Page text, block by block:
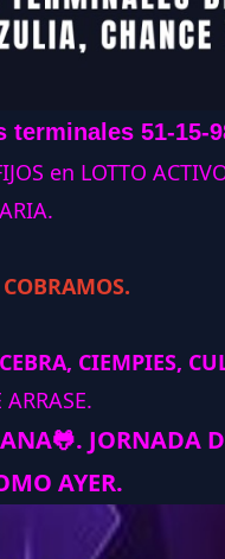
terminales 51-15-
en LOTTO
CIEMPIES,
🐸. JORNADA
AYER.